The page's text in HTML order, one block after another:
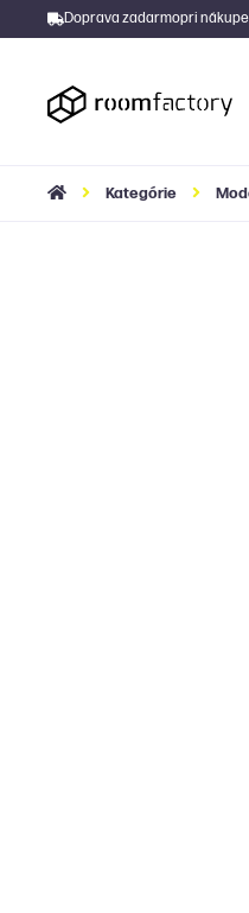
Doprava zadarmopri
Kategórie